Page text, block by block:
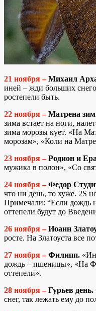
21 ноября –Михаил
иней – жди больших
ростепели быть.
22 ноября –Матрена
зима встает на ноги,
зима морозы кует. «На
морозам», «Коли на
23 ноября –Родион и
мужика в полон», «Со
24 ноября –Федор
что ни день, то хуже. 2S
Примечали: “Если дождь
оттепели будут до
26 ноября –Иоанн
росте. На Златоуста все
27 ноября –Филипп.
дождь – пшеницы», «На
оттепели».
28 ноября –Гурьев день.
снег, так лежать ему до